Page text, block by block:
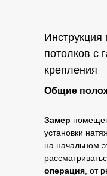
потолков с
крепления
Общие
Замер
установки
на начальном
операция , от